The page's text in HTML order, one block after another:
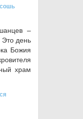
–
день
Божия
храм